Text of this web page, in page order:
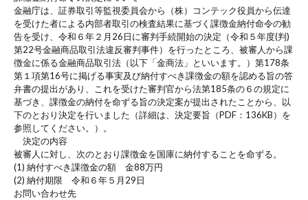
金融庁は、証券取引等監視委員会から（株）コンテック役員から伝達
を受けた者による内部者取引の検査結果に基づく課徴金納付命令の勧
告を受け、令和６年２月26日に審判手続開始の決定（令和５年度(判)
第22号金融商品取引法違反審判事件）を行ったところ、被審人から課
徴金に係る金融商品取引法（以下「金商法」といいます。）第178条
第１項第16号に掲げる事実及び納付すべき課徴金の額を認める旨の答
弁書の提出があり、これを受けた審判官から法第185条の６の規定に
基づき、課徴金の納付を命ずる旨の決定案が提出されたことから、以
下のとおり決定を行いました（詳細は、決定要旨（PDF：136KB）を
参照してください。）。
決定の内容
被審人に対し、次のとおり課徴金を国庫に納付することを命ずる。
(1) 納付すべき課徴金の額 金88万円
(2) 納付期限 令和６年５月29日
お問い合わせ先